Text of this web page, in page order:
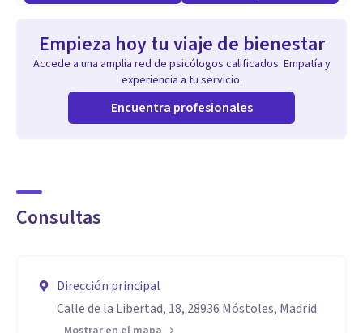
Empieza hoy tu viaje de bienestar
Accede a una amplia red de psicólogos calificados. Empatía y
experiencia a tu servicio.
Encuentra profesionales
Consultas
Dirección principal
Calle de la Libertad, 18, 28936 Móstoles, Madrid